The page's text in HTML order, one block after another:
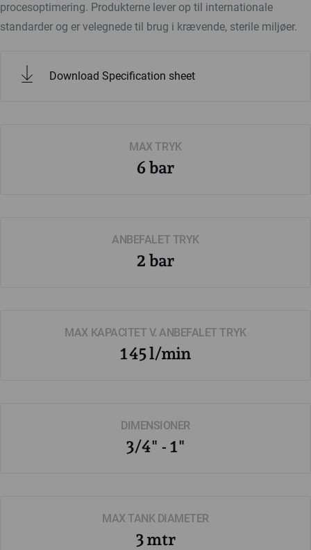
procesoptimering. Produkterne lever op til internationale
standarder og er velegnede til brug i krævende, sterile miljøer.
Download Specification sheet
MAX TRYK
6 bar
ANBEFALET TRYK
2 bar
MAX KAPACITET V. ANBEFALET TRYK
145 l/min
DIMENSIONER
3/4" - 1"
MAX TANK DIAMETER
3 mtr